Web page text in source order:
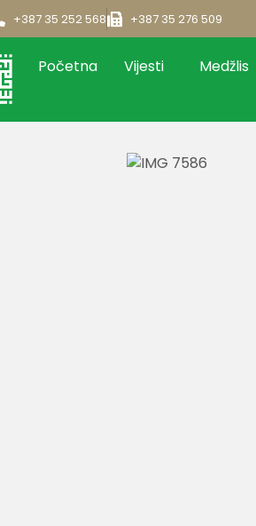
+387 35 252 568 +387 35 276 509
Početna Vijesti Medžlis